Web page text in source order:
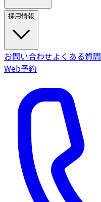
採用情報
お問い合わせよくある質問
Web予約